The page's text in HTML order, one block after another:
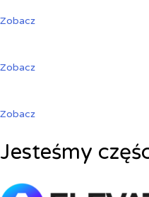
Zobacz
Zobacz
Zobacz
Jesteśmy